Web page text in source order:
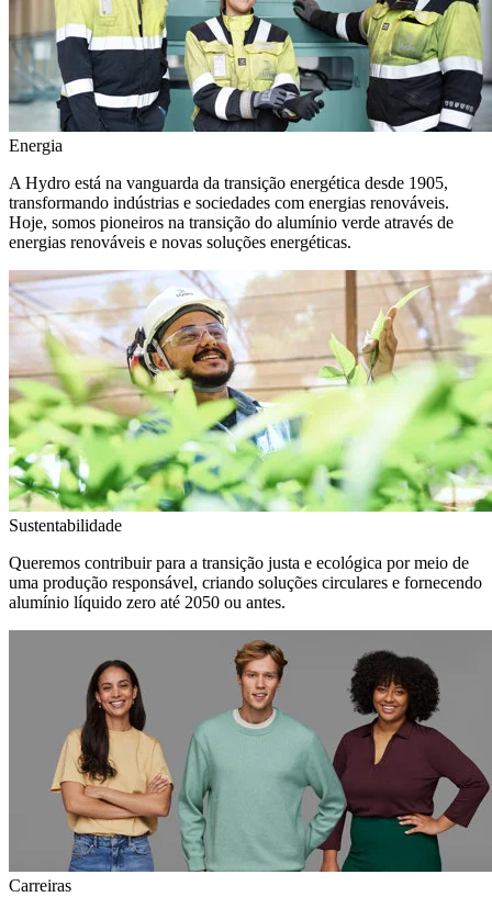
Energia
A Hydro está na vanguarda da transição energética desde 1905,
transformando indústrias e sociedades com energias renováveis.
Hoje, somos pioneiros na transição do alumínio verde através de
energias renováveis e novas soluções energéticas.
Sustentabilidade
Queremos contribuir para a transição justa e ecológica por meio de
uma produção responsável, criando soluções circulares e fornecendo
alumínio líquido zero até 2050 ou antes.
Carreiras